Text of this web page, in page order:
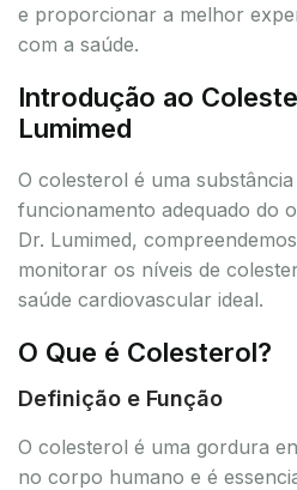
e proporcionar a melhor
com a saúde.
Introdução ao
Lumimed
O colesterol é uma
funcionamento adequado do
Dr. Lumimed,
monitorar os níveis de
saúde cardiovascular ideal.
O Que é Colesterol?
Definição e Função
O colesterol é uma gordura
no corpo humano e é